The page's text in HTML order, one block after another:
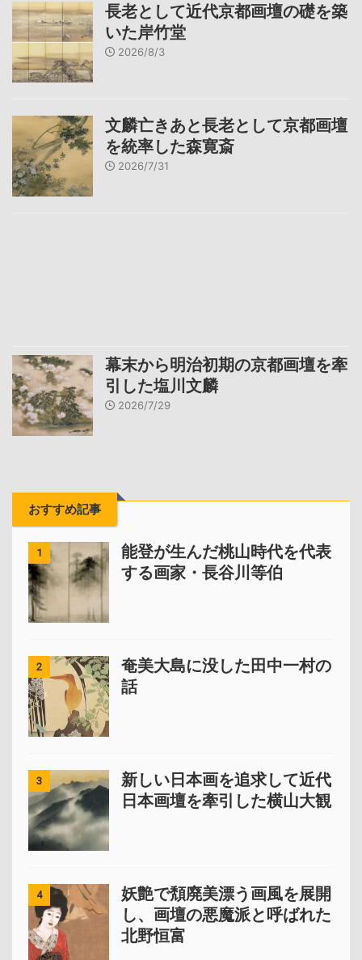
長老として近代京都画壇の礎を築
いた岸竹堂
2026/8/3
文麟亡きあと長老として京都画壇
を統率した森寛斎
2026/7/31
幕末から明治初期の京都画壇を牽
引した塩川文麟
2026/7/29
おすすめ記事
1
能登が生んだ桃山時代を代表
する画家・長谷川等伯
2
奄美大島に没した田中一村の
話
3
新しい日本画を追求して近代
日本画壇を牽引した横山大観
4
妖艶で頽廃美漂う画風を展開
し、画壇の悪魔派と呼ばれた
北野恒富